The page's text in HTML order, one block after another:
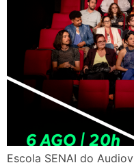
Escola SENAI do